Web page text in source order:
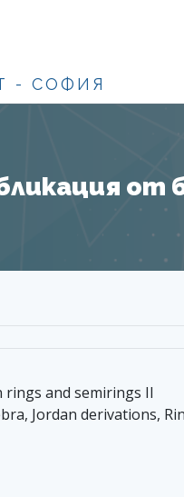
- СОФИЯ
от
rings and semirings II
Jordan derivations,